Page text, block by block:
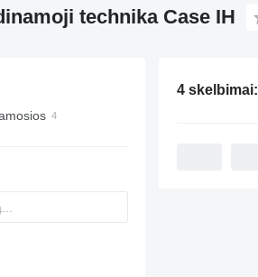
technika Case IH
4 skelbimai: